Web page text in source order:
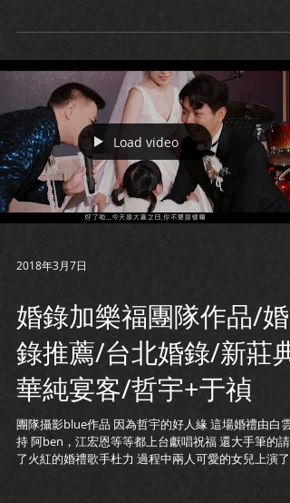
別的台灣哈薩克婚禮吧!...
Load video
2018年3月7日
婚錄加樂福團隊作品/婚
錄推薦/台北婚錄/新莊典
華純宴客/哲宇+于禎
團隊攝影blue作品 因為哲宇的好人緣 這場婚禮由白雲
持 阿ben，江宏恩等等都上台獻唱祝福 還大手筆的請
了火紅的婚禮歌手杜力 過程中兩人可愛的女兒上演了